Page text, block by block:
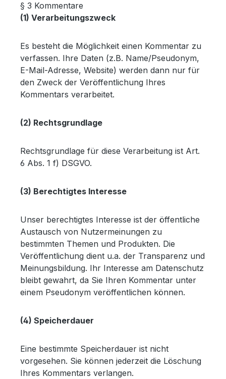
§ 3 Kommentare
(1) Verarbeitungszweck
Es besteht die Möglichkeit einen Kommentar zu
verfassen. Ihre Daten (z.B. Name/Pseudonym,
E-Mail-Adresse, Website) werden dann nur für
den Zweck der Veröffentlichung Ihres
Kommentars verarbeitet.
(2) Rechtsgrundlage
Rechtsgrundlage für diese Verarbeitung ist Art.
6 Abs. 1 f) DSGVO.
(3) Berechtigtes Interesse
Unser berechtigtes Interesse ist der öffentliche
Austausch von Nutzermeinungen zu
bestimmten Themen und Produkten. Die
Veröffentlichung dient u.a. der Transparenz und
Meinungsbildung. Ihr Interesse am Datenschutz
bleibt gewahrt, da Sie Ihren Kommentar unter
einem Pseudonym veröffentlichen können.
(4) Speicherdauer
Eine bestimmte Speicherdauer ist nicht
vorgesehen. Sie können jederzeit die Löschung
Ihres Kommentars verlangen.